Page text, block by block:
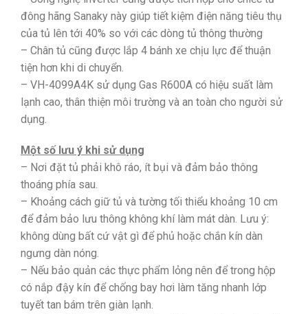
đông hãng Sanaky này giúp tiết kiệm điện năng tiêu thụ
của tủ lên tới 40% so với các dòng tủ thông thường
– Chân tủ cũng được lắp 4 bánh xe chịu lực để thuận
tiện hơn khi di chuyển.
– VH-4099A4K sử dụng Gas R600A có hiệu suất làm
lạnh cao, thân thiện môi trường và an toàn cho người sử
dụng.
Một số lưu ý khi sử dụng
– Nơi đặt tủ phải khô ráo, ít bụi và đảm bảo thông
thoáng phía sau.
– Khoảng cách giữ tủ và tường tối thiểu khoảng 10 cm
để đảm bảo lưu thông không khí làm mát dàn. Lưu ý:
không dùng bất cứ vật gì để phủ hoặc chắn kín dàn
ngưng dàn nóng.
– Nếu bảo quản các thực phẩm lỏng nên để trong hộp
có nắp đậy kín để chống bay hơi làm tăng nhanh lớp
tuyết tan bám trên giàn lạnh.